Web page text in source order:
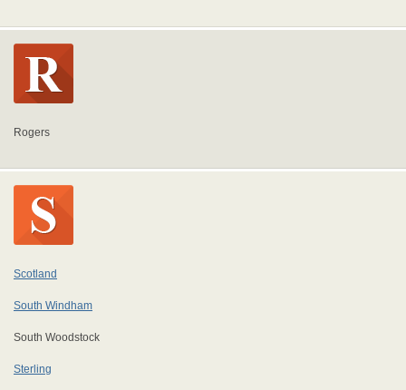
Rogers
Scotland
South Windham
South Woodstock
Sterling